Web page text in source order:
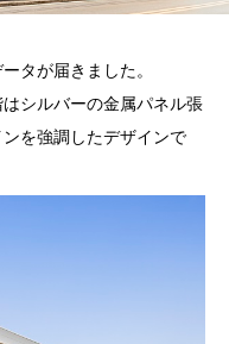
タが届きました。
シルバーの金属パネル張
を強調したデザインで